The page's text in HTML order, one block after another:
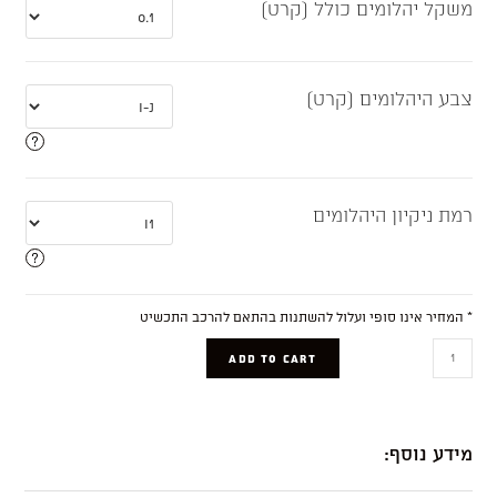
משקל יהלומים כולל (קרט)
צבע היהלומים (קרט)
רמת ניקיון היהלומים
* המחיר אינו סופי ועלול להשתנות בהתאם להרכב התכשיט
ADD TO CART
מידע נוסף: